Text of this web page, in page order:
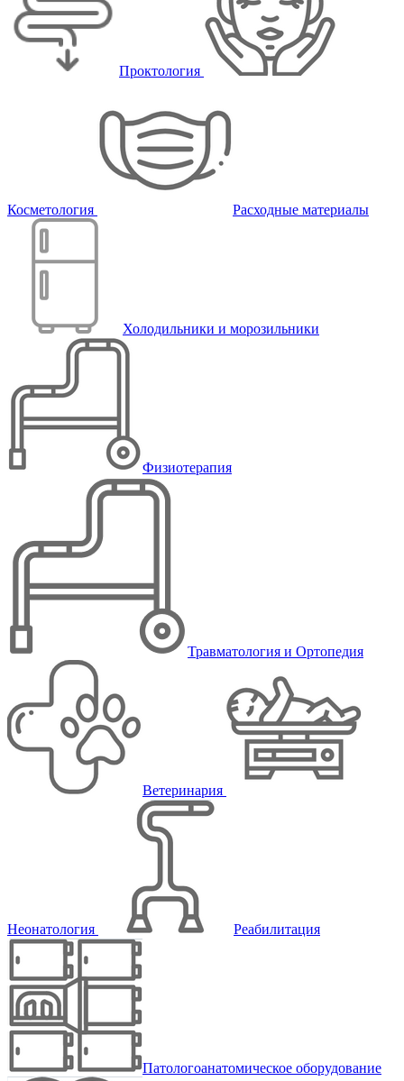
Проктология
Косметология Расходные материалы
Холодильники и морозильники
Физиотерапия
Травматология и Ортопедия
Ветеринария
Неонатология Реабилитация
Патологоанатомическое оборудование